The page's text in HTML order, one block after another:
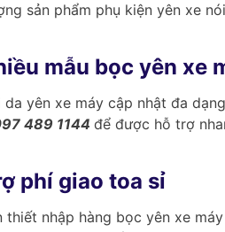
sản phẩm phụ kiện yên xe
mẫu bọc yên xe
da yên xe máy cập nhật đa
489 1144 để được hỗ trợ
phí giao toa sỉ
thiết nhập hàng bọc yên xe